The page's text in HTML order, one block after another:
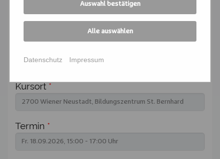
Kursort *
Termin *
Auswahl bestätigen
Alle auswählen
Datenschutz Impressum